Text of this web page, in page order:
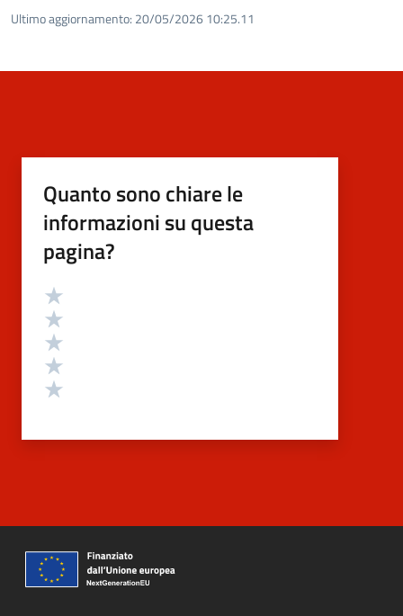
Ultimo aggiornamento: 20/05/2026 10:25.11
Quanto sono chiare le
informazioni su questa
pagina?
Valutazione